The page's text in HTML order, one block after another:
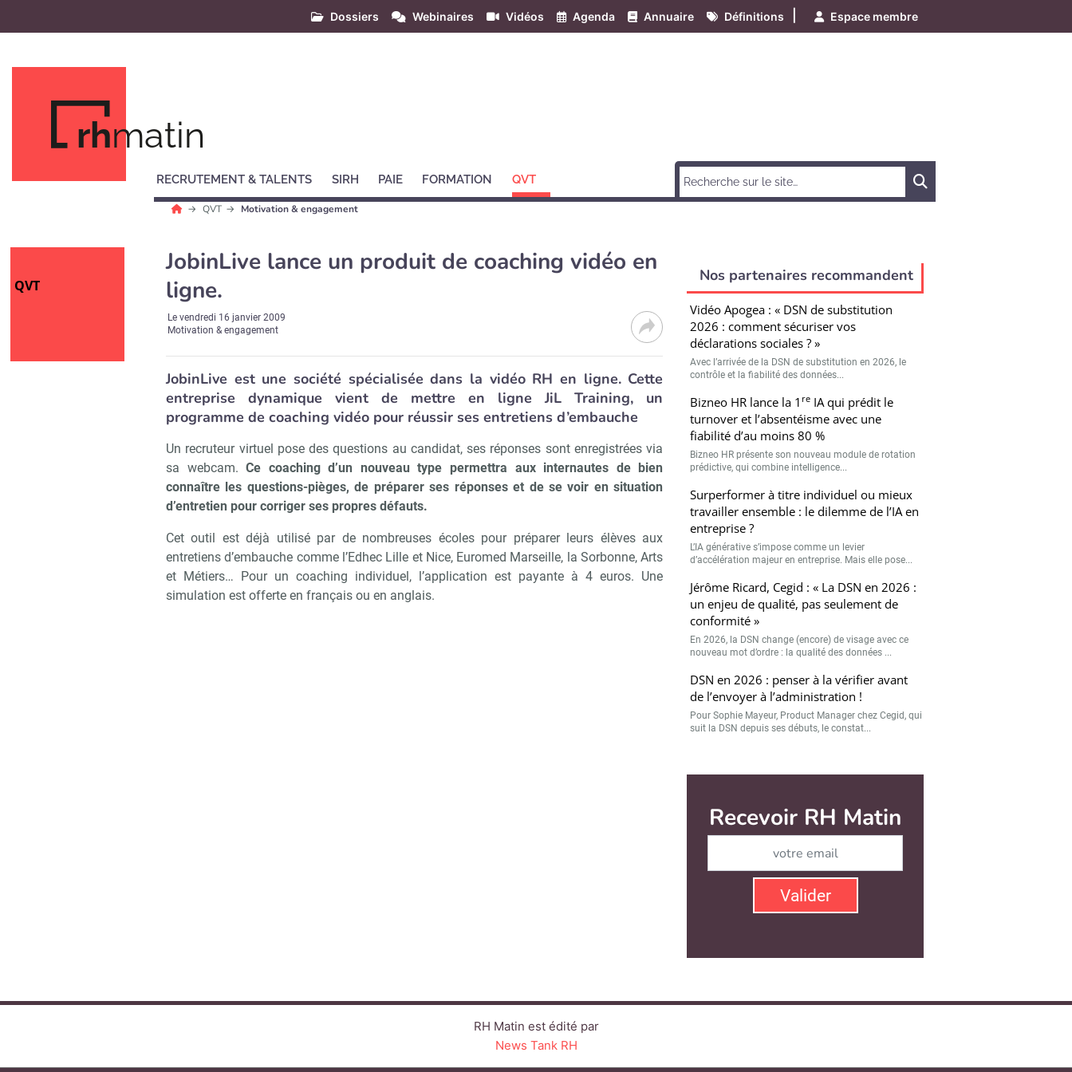
Dossiers Webinaires Vidéos Agenda Annuaire Définitions Espace membre
rhmatin
RECRUTEMENT & TALENTS SIRH PAIE FORMATION QVT
QVT Motivation & engagement
QVT
JobinLive lance un produit de coaching vidéo en
ligne.
Levendredi 16 janvier 2009
Motivation & engagement
JobinLive est une société spécialisée dans la vidéo RH en ligne. Cette
entreprise dynamique vient de mettre en ligne JiL Training, un
programme de coaching vidéo pour réussir ses entretiens d’embauche
Un recruteur virtuel pose des questions au candidat, ses réponses sont enregistrées via
sa webcam.Ce coaching d’un nouveau type permettra aux internautes de bien
connaître les questions-pièges, de préparer ses réponses et de se voir en situation
d’entretien pour corriger ses propres défauts.
Cet outil est déjà utilisé par de nombreuses écoles pour préparer leurs élèves aux
entretiens d’embauche comme l’Edhec Lille et Nice, Euromed Marseille, la Sorbonne, Arts
et Métiers… Pour un coaching individuel, l’application est payante à 4 euros. Une
simulation est offerte en français ou en anglais.
Nos partenaires recommandent
Vidéo Apogea : « DSN de substitution
2026 : comment sécuriser vos
déclarations sociales ? »
Avec l’arrivée de la DSN de substitution en 2026, le
contrôle et la fiabilité des données...
Bizneo HR lance la 1 reIA qui prédit le
turnover et l’absentéisme avec une
fiabilité d’au moins 80 %
Bizneo HR présente son nouveau module de rotation
prédictive, qui combine intelligence...
Surperformer à titre individuel ou mieux
travailler ensemble : le dilemme de l’IA en
entreprise ?
L’IA générative s’impose comme un levier
d’accélération majeur en entreprise. Mais elle pose...
Jérôme Ricard, Cegid : « La DSN en 2026 :
un enjeu de qualité, pas seulement de
conformité »
En 2026, la DSN change (encore) de visage avec ce
nouveau mot d’ordre : la qualité des données ...
DSN en 2026 : penser à la vérifier avant
de l’envoyer à l’administration !
Pour Sophie Mayeur, Product Manager chez Cegid, qui
suit la DSN depuis ses débuts, le constat...
Recevoir RH Matin
Valider
RH Matin est édité par
News Tank RH